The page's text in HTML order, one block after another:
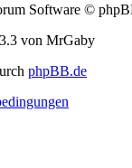
Software ©
von MrGaby
phpBB.de